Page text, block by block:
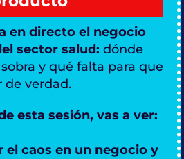
en directo el negocio
sector salud: dónde
y qué falta para que
de verdad.
esta sesión, vas a ver:
el caos en un negocio y